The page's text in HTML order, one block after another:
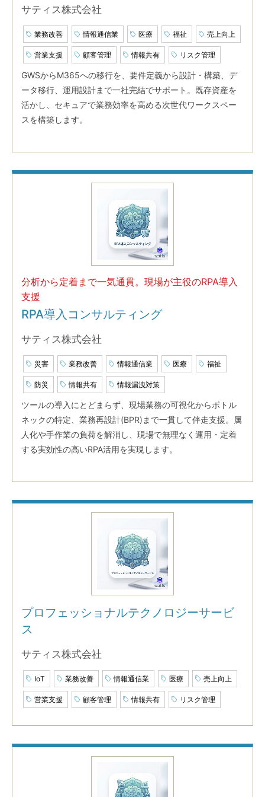
サティス株式会社
業務改善 情報通信業 医療 福祉 売上向上
営業支援 顧客管理 情報共有 リスク管理
GWSからM365への移行を、要件定義から設計・構築、デ
ータ移行、運用設計まで一社完結でサポート。既存資産を
活かし、セキュアで業務効率を高める次世代ワークスペー
スを構築します。
分析から定着まで一気通貫。現場が主役のRPA導入
支援
RPA導入コンサルティング
サティス株式会社
災害 業務改善 情報通信業 医療 福祉
防災 情報共有 情報漏洩対策
ツールの導入にとどまらず、現場業務の可視化からボトル
ネックの特定、業務再設計(BPR)まで一貫して伴走支援。属
人化や手作業の負荷を解消し、現場で無理なく運用・定着
する実効性の高いRPA活用を実現します。
プロフェッショナルテクノロジーサービ
ス
サティス株式会社
IoT 業務改善 情報通信業 医療 売上向上
営業支援 顧客管理 情報共有 リスク管理